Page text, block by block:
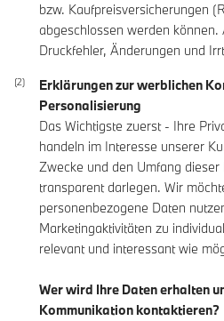
bzw. Kaufpreisversicherungen
abgeschlossen werden
Druckfehler, Änderungen und
Erklärungen zur werblichen
Personalisierung
Das Wichtigste zuerst - Ihre
handeln im Interesse unserer
Zwecke und den Umfang
transparent darlegen. Wir
personenbezogene Daten
Marketingaktivitäten zu
relevant und interessant wie
Wer wird Ihre Daten erhalten
Kommunikation kontaktieren?